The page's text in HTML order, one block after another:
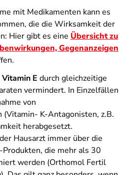
mit Medikamenten kann es
die die Wirksamkeit der
Hier gibt es eine Übersicht zu
Gegenanzeigen
Vitamin E durch gleichzeitige
vermindert. In Einzelfällen
von
K-Antagonisten, z.B.
herabgesetzt.
Hausarzt immer über die
die mehr als 30
werden (Orthomol Fertil